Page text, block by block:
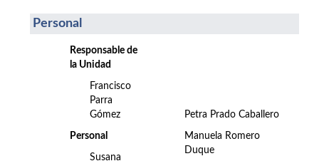
Personal
Responsable de
la Unidad
Francisco
Parra
Gómez
Personal
Susana
Petra Prado Caballero
Manuela Romero
Duque